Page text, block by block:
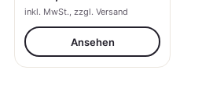
inkl. MwSt., zzgl. Versand
Ansehen